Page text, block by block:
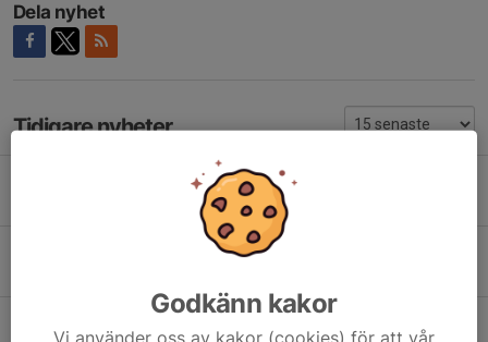
Dela nyhet
Tidigare nyheter
USM i Jönköping 18-19 juli 2026
Bockstensdoppet 27-28 juni 2026
Godkänn kakor
Vi använder oss av kakor (cookies) för att vår